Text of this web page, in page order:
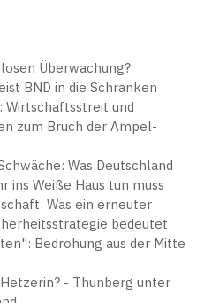
Überwachung?
BND in die Schranken
Wirtschaftsstreit und
zum Bruch der Ampel-
Was Deutschland
ins Weiße Haus tun muss
Was ein erneuter
bedeutet
Bedrohung aus der Mitte
- Thunberg unter